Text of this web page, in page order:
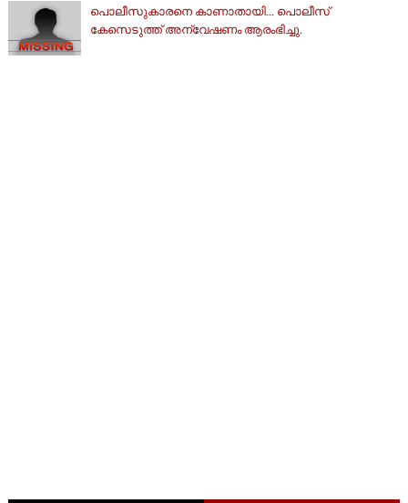
പൊലീസുകാരനെ കാണാതായി... പൊലീസ്
കേസെടുത്ത് അന്വേഷണം ആരംഭിച്ചു.